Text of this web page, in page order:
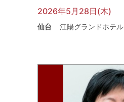
2026年5月28日(木)
仙台 江陽グランドホテル